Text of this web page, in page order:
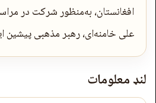
افغانستان، به‌منظور شرکت در
علی خامنه‌ای، رهبر مذهبی پیشین
لنډ معلومات